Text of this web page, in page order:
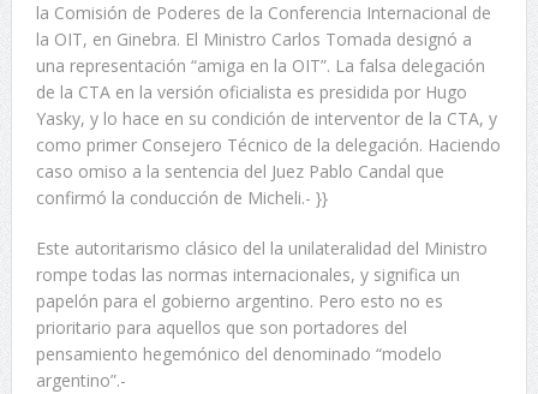
la Comisión de Poderes de la Conferencia Internacional de
la OIT, en Ginebra. El Ministro Carlos Tomada designó a
una representación “amiga en la OIT”. La falsa delegación
de la CTA en la versión oficialista es presidida por Hugo
Yasky, y lo hace en su condición de interventor de la CTA, y
como primer Consejero Técnico de la delegación. Haciendo
caso omiso a la sentencia del Juez Pablo Candal que
confirmó la conducción de Micheli.- }}
Este autoritarismo clásico del la unilateralidad del Ministro
rompe todas las normas internacionales, y significa un
papelón para el gobierno argentino. Pero esto no es
prioritario para aquellos que son portadores del
pensamiento hegemónico del denominado “modelo
argentino”.-